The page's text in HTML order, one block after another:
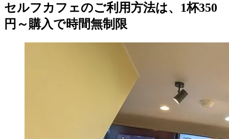
セルフカフェのご利用方法は、1杯350
円～購入で時間無制限